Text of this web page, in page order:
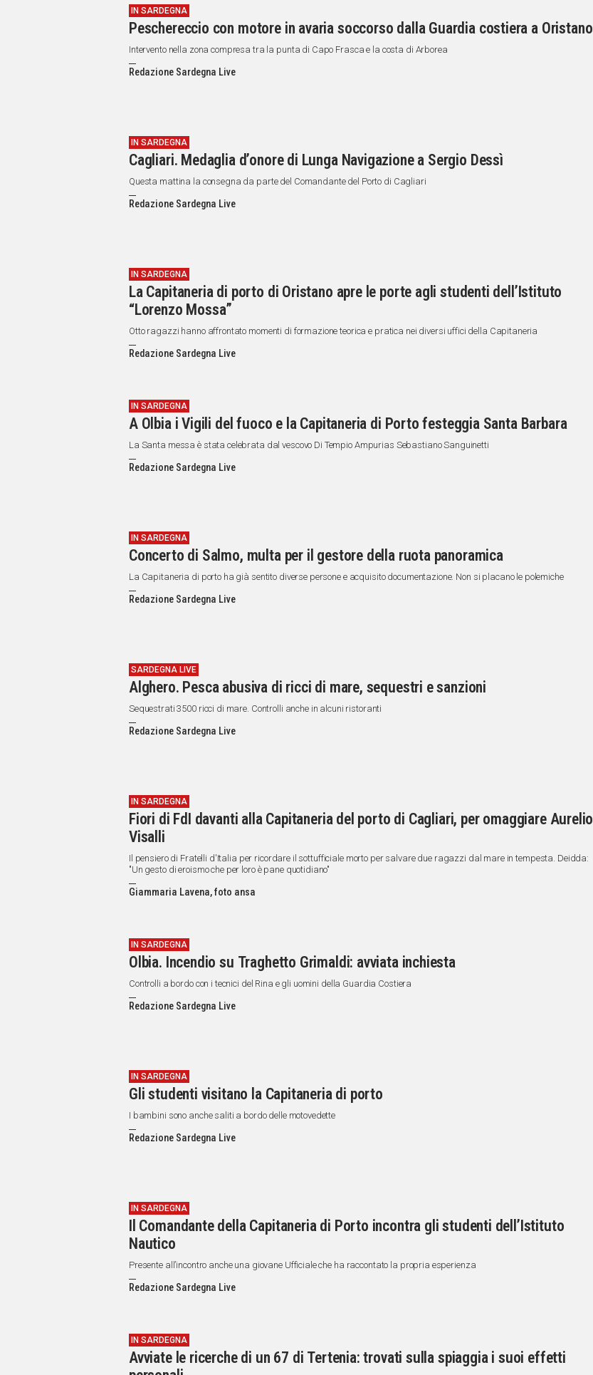
IN SARDEGNA
Peschereccio con motore in avaria soccorso dalla Guardia costiera a Oristano
Intervento nella zona compresa tra la punta di Capo Frasca e la costa di Arborea
Redazione Sardegna Live
IN SARDEGNA
Cagliari. Medaglia d’onore di Lunga Navigazione a Sergio Dessì
Questa mattina la consegna da parte del Comandante del Porto di Cagliari
Redazione Sardegna Live
IN SARDEGNA
La Capitaneria di porto di Oristano apre le porte agli studenti dell’Istituto
“Lorenzo Mossa”
Otto ragazzi hanno affrontato momenti di formazione teorica e pratica nei diversi uffici della Capitaneria
Redazione Sardegna Live
IN SARDEGNA
A Olbia i Vigili del fuoco e la Capitaneria di Porto festeggia Santa Barbara
La Santa messa è stata celebrata dal vescovo Di Tempio Ampurias Sebastiano Sanguinetti
Redazione Sardegna Live
IN SARDEGNA
Concerto di Salmo, multa per il gestore della ruota panoramica
La Capitaneria di porto ha già sentito diverse persone e acquisito documentazione. Non si placano le polemiche
Redazione Sardegna Live
SARDEGNA LIVE
Alghero. Pesca abusiva di ricci di mare, sequestri e sanzioni
Sequestrati 3500 ricci di mare. Controlli anche in alcuni ristoranti
Redazione Sardegna Live
IN SARDEGNA
Fiori di FdI davanti alla Capitaneria del porto di Cagliari, per omaggiare Aurelio
Visalli
Il pensiero di Fratelli d'Italia per ricordare il sottufficiale morto per salvare due ragazzi dal mare in tempesta. Deidda:
"Un gesto di eroismo che per loro è pane quotidiano"
Giammaria Lavena, foto ansa
IN SARDEGNA
Olbia. Incendio su Traghetto Grimaldi: avviata inchiesta
Controlli a bordo con i tecnici del Rina e gli uomini della Guardia Costiera
Redazione Sardegna Live
IN SARDEGNA
Gli studenti visitano la Capitaneria di porto
I bambini sono anche saliti a bordo delle motovedette
Redazione Sardegna Live
IN SARDEGNA
Il Comandante della Capitaneria di Porto incontra gli studenti dell’Istituto
Nautico
Presente all’incontro anche una giovane Ufficiale che ha raccontato la propria esperienza
Redazione Sardegna Live
IN SARDEGNA
Avviate le ricerche di un 67 di Tertenia: trovati sulla spiaggia i suoi effetti